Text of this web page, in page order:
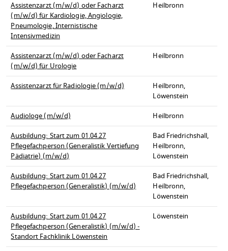
Assistenzarzt (m/w/d) oder Facharzt
(m/w/d) für Kardiologie, Angiologie,
Pneumologie, Internistische
Intensivmedizin
Heilbronn
Assistenzarzt (m/w/d) oder Facharzt
(m/w/d) für Urologie
Heilbronn
Assistenzarzt für Radiologie (m/w/d)
Heilbronn,
Löwenstein
Audiologe (m/w/d)
Heilbronn
Ausbildung: Start zum 01.04.27
Pflegefachperson (Generalistik Vertiefung
Pädiatrie) (m/w/d)
Bad Friedrichshall,
Heilbronn,
Löwenstein
Ausbildung: Start zum 01.04.27
Pflegefachperson (Generalistik) (m/w/d)
Bad Friedrichshall,
Heilbronn,
Löwenstein
Ausbildung: Start zum 01.04.27
Pflegefachperson (Generalistik) (m/w/d) -
Standort Fachklinik Löwenstein
Löwenstein